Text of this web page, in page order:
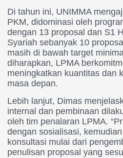
Di tahun ini, UNIMMA
PKM, didominasi oleh
dengan 13 proposal dan S1
Syariah sebanyak 10
masih di bawah target
diharapkan, LPMA
meningkatkan kuantitas dan
masa depan.
Lebih lanjut, Dimas
internal dan pembinaan
oleh tim penalaran LPMA.
dengan sosialisasi,
konsultasi mulai dari
penulisan proposal yang